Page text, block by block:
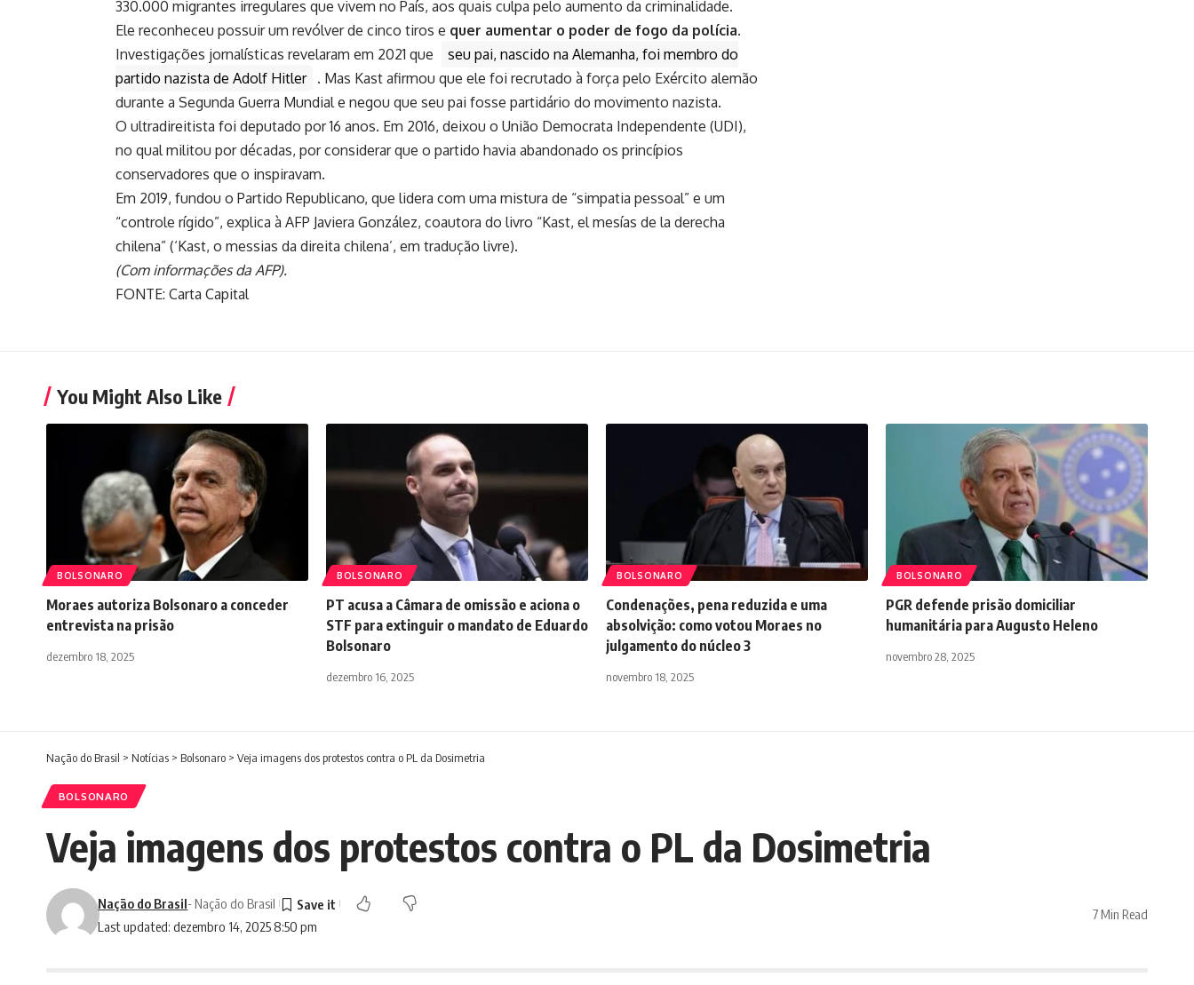
330.000 migrantes irregulares que vivem no País, aos quais culpa pelo aumento da criminalidade.
Ele reconheceu possuir um revólver de cinco tiros e quer aumentar o poder de fogo da polícia.
Investigações jornalísticas revelaram em 2021 que
seu pai, nascido na Alemanha, foi membro do
partido nazista de Adolf Hitler
. Mas Kast afirmou que ele foi recrutado à força pelo Exército alemão
durante a Segunda Guerra Mundial e negou que seu pai fosse partidário do movimento nazista.
O ultradireitista foi deputado por 16 anos. Em 2016, deixou o União Democrata Independente (UDI),
no qual militou por décadas, por considerar que o partido havia abandonado os princípios
conservadores que o inspiravam.
Em 2019, fundou o Partido Republicano, que lidera com uma mistura de “simpatia pessoal” e um
“controle rígido”, explica à AFP Javiera González, coautora do livro “Kast, el mesías de la derecha
chilena” (‘Kast, o messias da direita chilena’, em tradução livre).
(Com informações da AFP).
FONTE: Carta Capital
You Might Also Like
BOLSONARO
Moraes autoriza Bolsonaro a conceder
entrevista na prisão
dezembro 18, 2025
BOLSONARO
PT acusa a Câmara de omissão e aciona o
STF para extinguir o mandato de Eduardo
Bolsonaro
dezembro 16, 2025
BOLSONARO
Condenações, pena reduzida e uma
absolvição: como votou Moraes no
julgamento do núcleo 3
novembro 18, 2025
BOLSONARO
PGR defende prisão domiciliar
humanitária para Augusto Heleno
novembro 28, 2025
Nação do Brasil > Notícias > Bolsonaro > Veja imagens dos protestos contra o PL da Dosimetria
BOLSONARO
Veja imagens dos protestos contra o PL da Dosimetria
Last updated: dezembro 14, 2025 8:50 pm
Nação do Brasil- Nação do Brasil
7 Min Read